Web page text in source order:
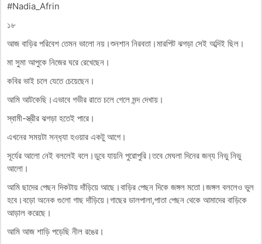
#Nadia_Afrin
১৮
আজ বাড়ির পরিবেশ তেমন ভালো নয়।শুনশান নিরবতা।মারপিট ঝগড়া সেই অব্দিই ছিল।
মা সুমা আপুকে নিজের ঘরে রেখেছেন।
কবির ভাই চলে যেতে চেয়েছেন।
আমি আটকেছি।এভাবে গভীর রাতে চলে গেলে মন্দ দেখায়।
স্বামী-স্ত্রীর ঝগড়া হতেই পারে।
এখনের সময়টা সন্ধ‍্যা হওয়ার একটু আগে।
সূর্যের আলো নেই বললেই বলে।ডুবে যায়নি পুরোপুরি।তবে মেঘলা দিনের জন্য নিভু নিভু
আলো।
আমি ছাদের পেছন দিকটায় দাঁড়িয়ে আছে।বাড়ির পেছন দিকে জঙ্গল মতো।জঙ্গল বললেও ভুল
হবে।বড়ো অনেক গুলো গাছ দাঁড়িয়ে।গাছের ডালপালা,পাতা পেছন থেকে আমাদের বাড়িকে
আড়াল করেছে।
আমি আজ শাড়ি পড়েছি নীল রঙের।